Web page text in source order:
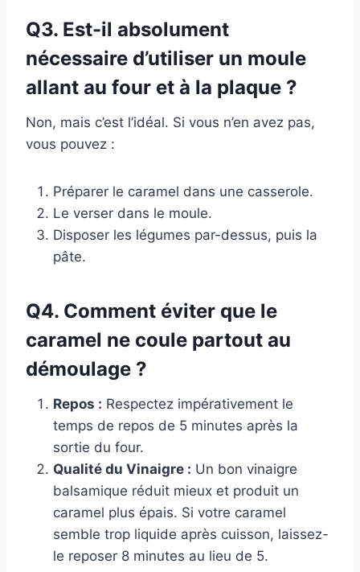
Q3. Est-il absolument
nécessaire d’utiliser un moule
allant au four et à la plaque ?
Non, mais c’est l’idéal. Si vous n’en avez pas,
vous pouvez :
Préparer le caramel dans une casserole.
Le verser dans le moule.
Disposer les légumes par-dessus, puis la
pâte.
Q4. Comment éviter que le
caramel ne coule partout au
démoulage ?
Repos : Respectez impérativement le
temps de repos de 5 minutes après la
sortie du four.
Qualité du Vinaigre : Un bon vinaigre
balsamique réduit mieux et produit un
caramel plus épais. Si votre caramel
semble trop liquide après cuisson, laissez-
le reposer 8 minutes au lieu de 5.